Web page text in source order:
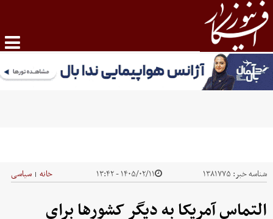
شناسه خبر: ۱۳۸۱۷۷۵ ۱۴۰۵/۰۲/۱۱ - ۱۳:۴۲ خانه | سیاسی
التماس آمریکا به دیگر کشورها برای